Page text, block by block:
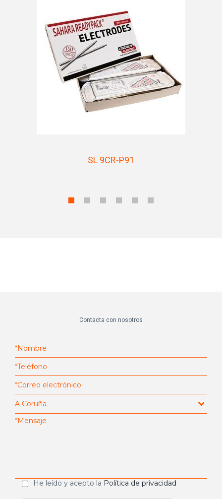
SL 9CR-P91
Contacta con nosotros
He leído y acepto la Política de privacidad